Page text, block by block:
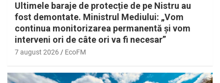
Ultimele baraje de protecție de pe Nistru au
fost demontate. Ministrul Mediului: „Vom
continua monitorizarea permanentă și vom
interveni ori de câte ori va fi necesar”
7 august 2026 EcoFM